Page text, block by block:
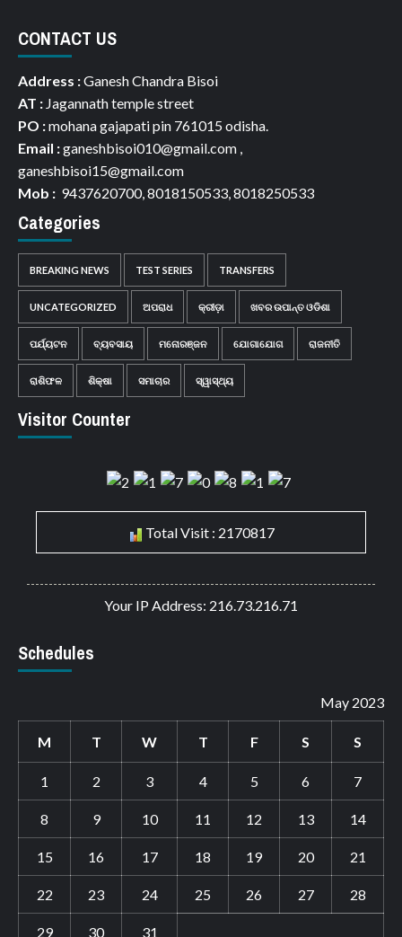
CONTACT US
Address :Ganesh Chandra Bisoi
AT : Jagannath temple street
PO :mohana gajapati pin 761015 odisha.
Email :ganeshbisoi010@gmail.com ,
ganeshbisoi15@gmail.com
Mob : 9437620700, 8018150533, 8018250533
Categories
BREAKING NEWS TEST SERIES TRANSFERS
UNCATEGORIZED ଅପରାଧ କ୍ରୀଡ଼ା ଖବର ଉପାନ୍ତ ଓଡିଶା
ପର୍ଯ୍ୟଟନ ବ୍ୟବସାୟ ମନୋରଞ୍ଜନ ଯୋଗାଯୋଗ ରାଜନୀତି
ରାଶିଫଳ ଶିକ୍ଷା ସମାଚାର ସ୍ୱାସ୍ଥ୍ୟ
Visitor Counter
Total Visit : 2170817
Your IP Address: 216.73.216.71
Schedules
May 2023
M T W T F S S
1 2 3 4 5 6 7
8 9 10 11 12 13 14
15 16 17 18 19 20 21
22 23 24 25 26 27 28
29 30 31